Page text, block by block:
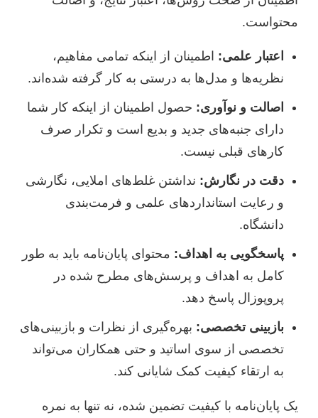
محتواست.
اعتبار علمی: اطمینان از اینکه تمامی مفاهیم،
نظریه‌ها و مدل‌ها به درستی به کار گرفته شده‌اند.
اصالت و نوآوری: حصول اطمینان از اینکه کار شما
دارای جنبه‌های جدید و بدیع است و تکرار صرف
کارهای قبلی نیست.
دقت در نگارش: نداشتن غلط‌های املایی، نگارشی
و رعایت استانداردهای علمی و فرمت‌بندی
دانشگاه.
پاسخگویی به اهداف: محتوای پایان‌نامه باید به طور
کامل به اهداف و پرسش‌های مطرح شده در
پروپوزال پاسخ دهد.
بازبینی تخصصی: بهره‌گیری از نظرات و بازبینی‌های
تخصصی از سوی اساتید و حتی همکاران می‌تواند
به ارتقاء کیفیت کمک شایانی کند.
یک پایان‌نامه با کیفیت تضمین شده، نه تنها به نمره